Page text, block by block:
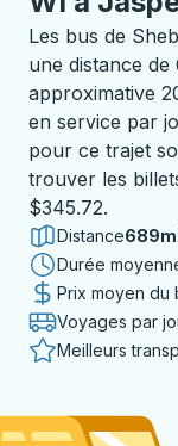
Les bus de
une distance
approximative
en service par
pour ce trajet
trouver les
$345.72.
Distance
Durée
Prix moyen du
Voyages par
Meilleurs